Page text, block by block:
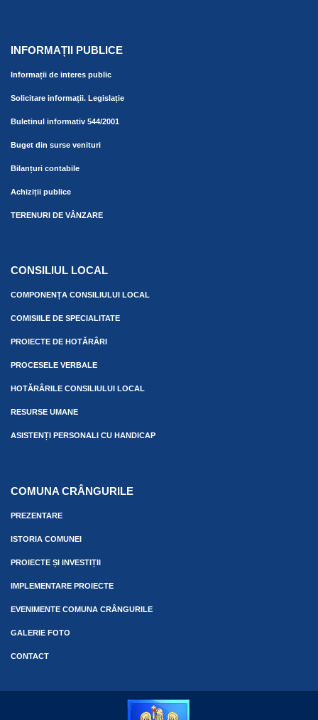
INFORMAȚII PUBLICE
Informații de interes public
Solicitare informații. Legislație
Buletinul informativ 544/2001
Buget din surse venituri
Bilanțuri contabile
Achiziții publice
TERENURI DE VÂNZARE
CONSILIUL LOCAL
COMPONENȚA CONSILIULUI LOCAL
COMISIILE DE SPECIALITATE
PROIECTE DE HOTĂRÂRI
PROCESELE VERBALE
HOTĂRÂRILE CONSILIULUI LOCAL
RESURSE UMANE
ASISTENȚI PERSONALI CU HANDICAP
COMUNA CRÂNGURILE
PREZENTARE
ISTORIA COMUNEI
PROIECTE ȘI INVESTIȚII
IMPLEMENTARE PROIECTE
EVENIMENTE COMUNA CRÂNGURILE
GALERIE FOTO
CONTACT